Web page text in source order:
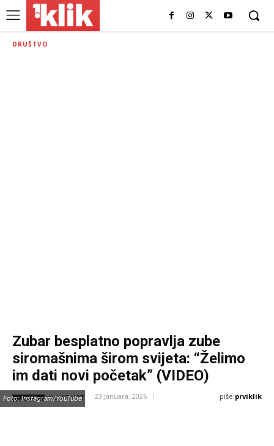
DRUŠTVO
Zubar besplatno popravlja zube
siromašnima širom svijeta: “Želimo
im dati novi početak” (VIDEO)
IZVOR: NOVIZIVOT 23 Januara, 2026 piše:prviklik
Foto: Instagram/YouTube